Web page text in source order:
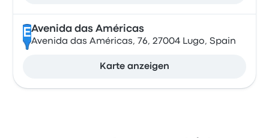
EAvenida das Américas
Avenida das Américas, 76, 27004 Lugo, Spain
Karte anzeigen